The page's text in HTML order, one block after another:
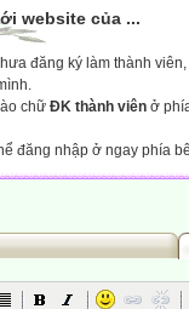
website của ...
đăng ký làm thành
chữ ĐK thành viên ở
đăng nhập ở ngay phía